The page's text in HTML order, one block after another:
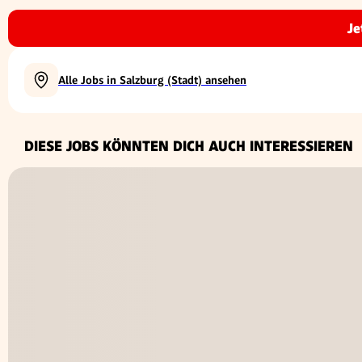
Alle Jobs in Salzburg (Stadt) ansehen
DIESE JOBS KÖNNTEN DICH AUCH INTERESSIEREN